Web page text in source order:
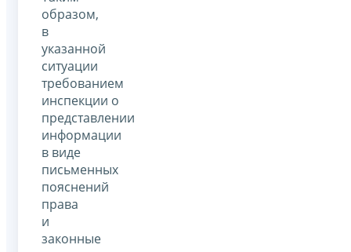
образом,
в
указанной
ситуации
требованием
инспекции о
представлении
информации
в виде
письменных
пояснений
права
и
законные